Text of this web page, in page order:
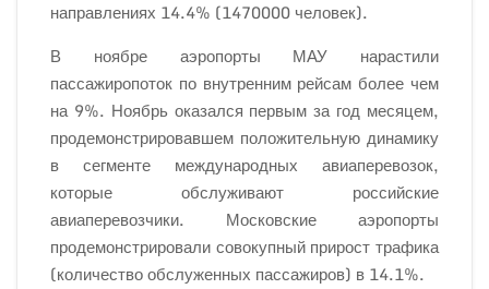
направлениях 14.4% (1470000 человек).
В ноябре аэропорты МАУ нарастили
пассажиропоток по внутренним рейсам более чем
на 9%. Ноябрь оказался первым за год месяцем,
продемонстрировавшем положительную динамику
в сегменте международных авиаперевозок,
которые обслуживают российские
авиаперевозчики. Московские аэропорты
продемонстрировали совокупный прирост трафика
(количество обслуженных пассажиров) в 14.1%.